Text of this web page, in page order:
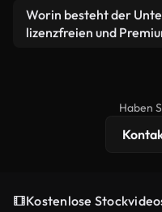
weiterverbreiten.
Videomaterial.
Ja. Sie dürfen unsere
bearbeiten oder neu
Worin besteht der
lizenzfreien und
erweiterten
Haben
Kostenlose